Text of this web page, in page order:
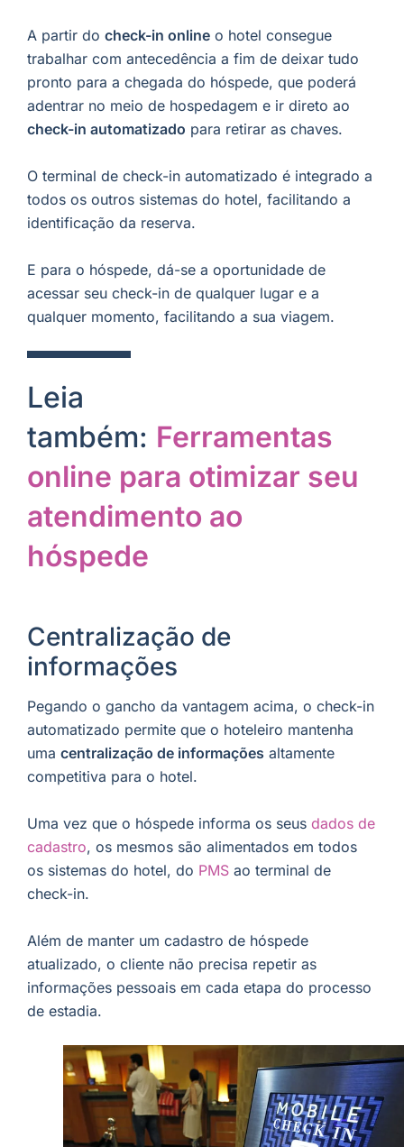
A partir do check-in online o hotel consegue
trabalhar com antecedência a fim de deixar tudo
pronto para a chegada do hóspede, que poderá
adentrar no meio de hospedagem e ir direto ao
check-in automatizado para retirar as chaves.
O terminal de check-in automatizado é integrado a
todos os outros sistemas do hotel, facilitando a
identificação da reserva.
E para o hóspede, dá-se a oportunidade de
acessar seu check-in de qualquer lugar e a
qualquer momento, facilitando a sua viagem.
Leia
também: Ferramentas
online para otimizar seu
atendimento ao
hóspede
Centralização de
informações
Pegando o gancho da vantagem acima, o check-in
automatizado permite que o hoteleiro mantenha
uma centralização de informações altamente
competitiva para o hotel.
Uma vez que o hóspede informa os seus dados de
cadastro, os mesmos são alimentados em todos
os sistemas do hotel, do PMS ao terminal de
check-in.
Além de manter um cadastro de hóspede
atualizado, o cliente não precisa repetir as
informações pessoais em cada etapa do processo
de estadia.